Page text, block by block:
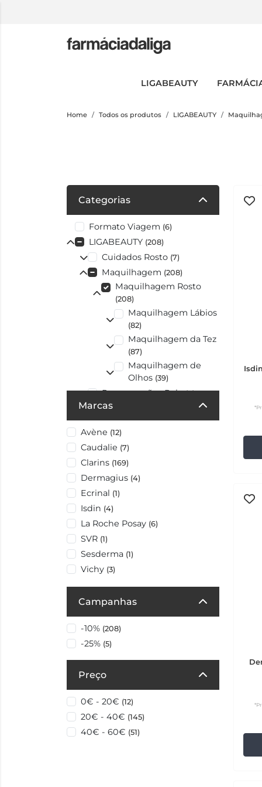
LIGABEAUTY
Home Todos os produtos LIGABEAUTY
Categorias
Formato Viagem (6)
LIGABEAUTY (208)
Cuidados Rosto (7)
Maquilhagem (208)
Maquilhagem Rosto
(208)
Maquilhagem Lábios
(82)
Maquilhagem da Tez
(87)
Maquilhagem de
Olhos (39)
Preocupações Pele(6)
Solares
Sugestões Presente
Marcas
Avène (12)
Caudalie (7)
Clarins (169)
Dermagius (4)
Ecrinal (1)
Isdin (4)
La Roche Posay (6)
SVR (1)
Sesderma (1)
Vichy (3)
Campanhas
-10% (208)
-25% (5)
Preço
0€ - 20€ (12)
20€ - 40€ (145)
40€ - 60€ (51)